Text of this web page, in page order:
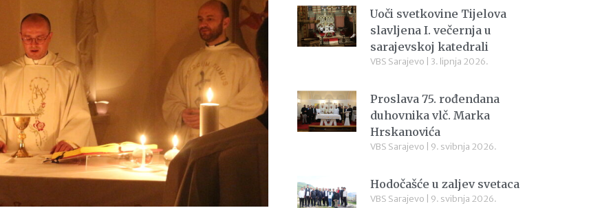
Uoči svetkovine Tijelova
slavljena I. večernja u
sarajevskoj katedrali
VBS Sarajevo 3. lipnja 2026.
Proslava 75. rođendana
duhovnika vlč. Marka
Hrskanovića
VBS Sarajevo 9. svibnja 2026.
Hodočašće u zaljev svetaca
VBS Sarajevo 9. svibnja 2026.